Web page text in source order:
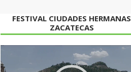
FESTIVAL CIUDADES HERMANAS
ZACATECAS
de